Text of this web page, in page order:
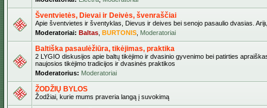
Šventvietės, Dievai ir Deivės, švenraščiai
Apie šventvietes ir šventyklas, Dievus ir deives bei senojo pasaulio dvasias.
Moderatoriai: Baltas BURTONIS Moderatoriai
Baltiška pasaulėžiūra, tikėjimas, praktika
2 LYGIO diskusijos apie baltų tikėjimo ir dvasinio gyvenimo bei patirties
naujosios tikėjimo tradicijos ir dvasinės praktikos
Moderatorius: Moderatoriai
ŽODŽIŲ BYLOS
Žodžiai, kurie mums praveria langą į suvokimą